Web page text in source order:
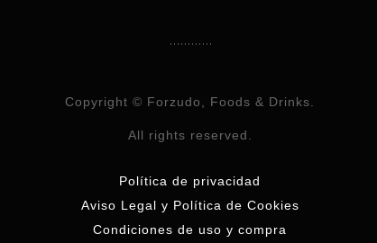
Copyright © Forzudo, Foods & Drinks.
All rights reserved.
Política de privacidad
Aviso Legal y Política de Cookies
Condiciones de uso y compra